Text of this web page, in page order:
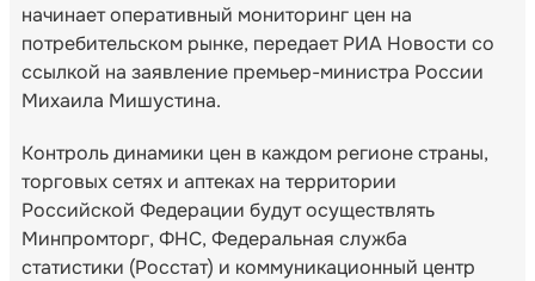
начинает оперативный мониторинг цен на
потребительском рынке, передает РИА Новости со
ссылкой на заявление премьер-министра России
Михаила Мишустина.
Контроль динамики цен в каждом регионе страны,
торговых сетях и аптеках на территории
Российской Федерации будут осуществлять
Минпромторг, ФНС, Федеральная служба
статистики (Росстат) и коммуникационный центр